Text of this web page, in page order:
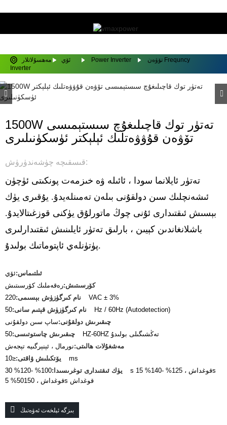
ئۆي مەھسۇلاتلار Power Inverter
تۆۋەن Frequncy
Inverter
1500W تەتۈر توك قاچىلىغۇچ سىستېمىسى
تۆۋەن قۇۋۋەتلىك ئېلېكتر ئۈسكۈنىلىرى
قىسقىچە چۈشەندۈرۈش:
تەتۈر ئايلانما سودا ، ئائىلە ۋە خىزمەت پونكىتى ئۈچۈن
ئىشەنچلىك سىن دولقۇنى بىلەن تەمىنلەيدۇ. يۇقىرى يۈك
بېسىش ئىقتىدارى ئۇنى چوڭ ماتورلۇق يۈكنى قوزغىتالايدۇ.
باشلانغاندىن كېيىن ، بارلىق تەتۈر ئايلىنىش ئىقتىدارلىرى
پۈتۈنلەي ئاپتوماتىك بولىدۇ.
ئىلتىماس:ئۆي
كۆرسىتىش:رەقەملىك كۆرسىتىش
نام كىرگۈزۈش بېسىمى:
220VAC ± 3%
نام كىرگۈزۈش قېتىم سانى:
50Hz / 60Hz (Autodetection)
چىقىرىش دولقۇنى:ساپ سىن دولقۇنى
چىقىرىش چاستوتىسى:
50HZ-60HZ تەڭشىگىلى بولىدۇ
مەشغۇلات ھالىتى:نورمال ، ئېنېرگىيە تېجەش
يۆتكىلىش ۋاقتى:
≤10ms
يۈك ئىقتىدارى توغرىسىدا:
100% -120% 30s قوغداش ، 125% -140% 15s
قوغداش ، 50150% 5s قوغداش
بىزگە ئېلخەت ئەۋەتىڭ